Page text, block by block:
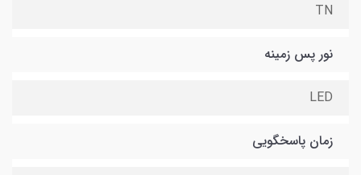
TN
نور پس زمینه
LED
زمان پاسخگویی